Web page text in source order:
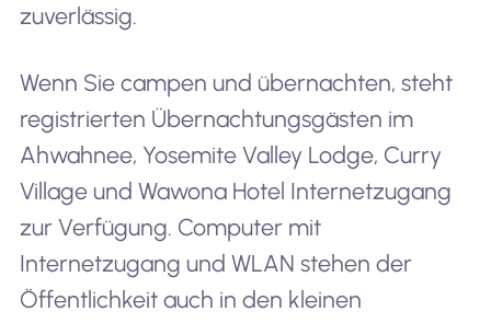
zuverlässig.
Wenn Sie campen und übernachten, steht
registrierten Übernachtungsgästen im
Ahwahnee, Yosemite Valley Lodge, Curry
Village und Wawona Hotel Internetzugang
zur Verfügung. Computer mit
Internetzugang und WLAN stehen der
Öffentlichkeit auch in den kleinen